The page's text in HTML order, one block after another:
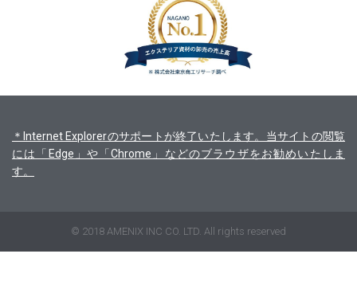
＊Internet Explorerのサポートが終了いたします。当サイトの閲覧
には「Edge」や「Chrome」などのブラウザをお勧めいたしま
す。
© 2018 AMENIX INC CO. LTD. All rights reserved